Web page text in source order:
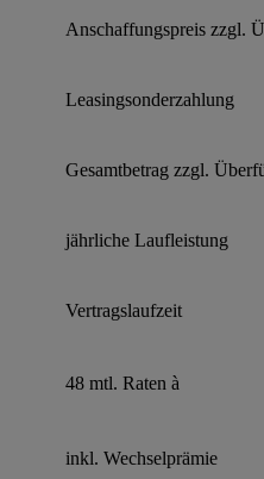
Anschaffungspreis zzgl.
Leasingsonderzahlung
Gesamtbetrag zzgl.
jährliche Laufleistung
Vertragslaufzeit
48 mtl. Raten à
inkl. Wechselprämie